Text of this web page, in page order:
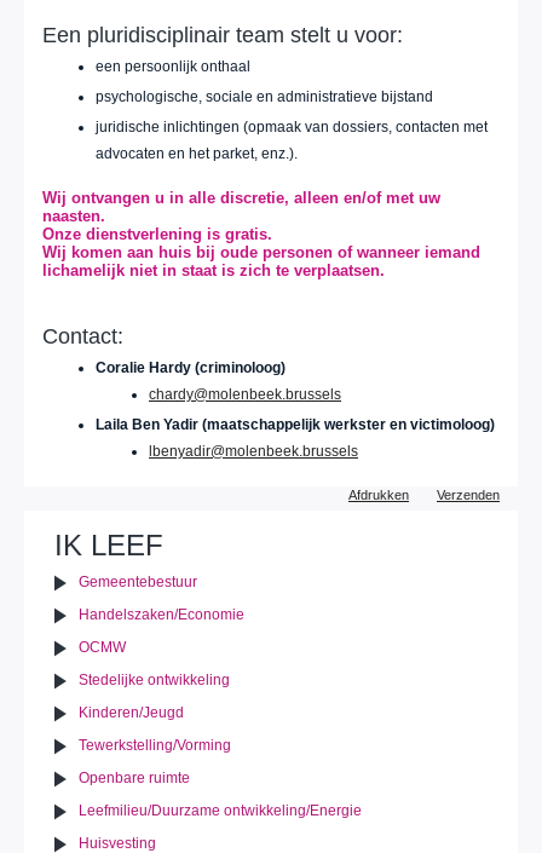
Een pluridisciplinair team stelt u voor:
een persoonlijk onthaal
psychologische, sociale en administratieve bijstand
juridische inlichtingen (opmaak van dossiers, contacten met
advocaten en het parket, enz.).
Wij ontvangen u in alle discretie, alleen en/of met uw
naasten.
Onze dienstverlening is gratis.
Wij komen aan huis bij oude personen of wanneer iemand
lichamelijk niet in staat is zich te verplaatsen.
Contact:
Coralie Hardy (criminoloog)
chardy@molenbeek.brussels
Laila Ben Yadir (maatschappelijk werkster en victimoloog)
lbenyadir@molenbeek.brussels
Afdrukken Verzenden
IK LEEF
Gemeentebestuur
Handelszaken/Economie
OCMW
Stedelijke ontwikkeling
Kinderen/Jeugd
Tewerkstelling/Vorming
Openbare ruimte
Leefmilieu/Duurzame ontwikkeling/Energie
Huisvesting